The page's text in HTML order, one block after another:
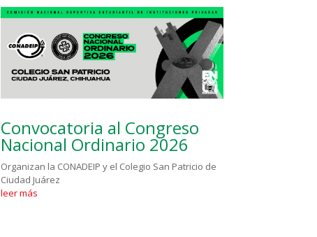
Convocatoria al Congreso
Nacional Ordinario 2026
Organizan la CONADEIP y el Colegio San Patricio de
Ciudad Juárez
leer más